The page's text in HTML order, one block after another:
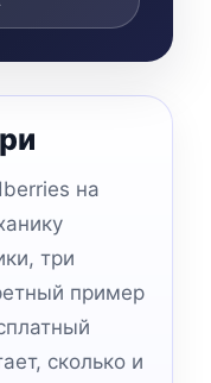
на
три
пример
сколько и